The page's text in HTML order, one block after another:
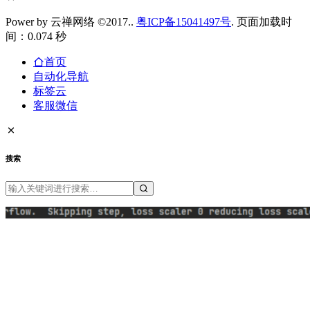
Power by 云禅网络 ©2017.. 粤ICP备15041497号. 页面加载时
间：0.074 秒
首页
自动化导航
标签云
客服微信
搜索